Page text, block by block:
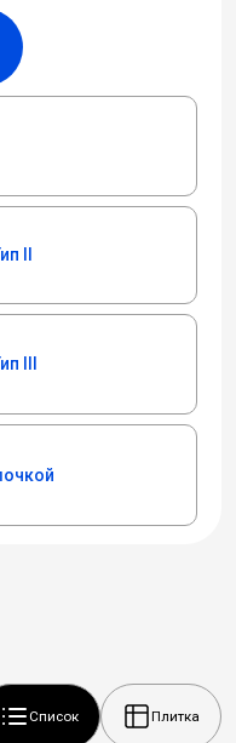
II
III
Список Плитка